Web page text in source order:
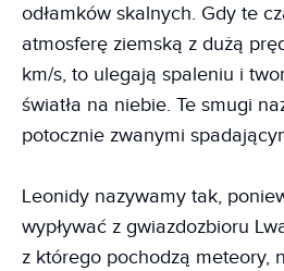
odłamków skalnych. Gdy te
atmosferę ziemską z dużą
km/s, to ulegają spaleniu i
światła na niebie. Te smugi
potocznie zwanymi
Leonidy nazywamy tak,
wypływać z gwiazdozbioru
z którego pochodzą meteory,